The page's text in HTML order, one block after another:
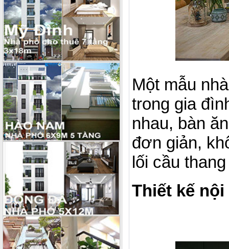
Một mẫu
trong gia
nhau, bàn
đơn giản,
lối cầu
Thiết kế